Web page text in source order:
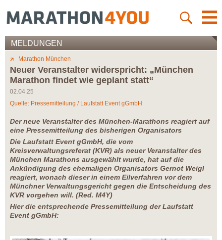
MELDUNGEN
Marathon München
Neuer Veranstalter widerspricht: „München
Marathon findet wie geplant statt“
02.04.25
Quelle: Pressemitteilung / Laufstatt Event gGmbH
Der neue Veranstalter des München-Marathons reagiert auf
eine Pressemitteilung des bisherigen Organisators
Die Laufstatt Event gGmbH, die vom
Kreisverwaltungsreferat (KVR) als neuer Veranstalter des
München Marathons ausgewählt wurde, hat auf die
Ankündigung des ehemaligen Organisators Gernot Weigl
reagiert, wonach dieser in einem Eilverfahren vor dem
Münchner Verwaltungsgericht gegen die Entscheidung des
KVR vorgehen will. (Red. M4Y)
Hier die entsprechende Pressemitteilung der Laufstatt
Event gGmbH: